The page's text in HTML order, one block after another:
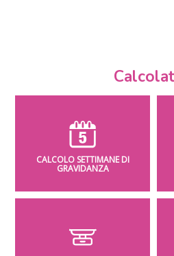
CALCOLO SETTIMANE DI
GRAVIDANZA